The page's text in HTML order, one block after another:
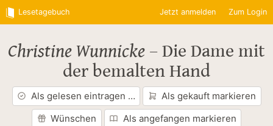
Lesetagebuch Jetzt anmelden Zum Login
Christine Wunnicke – Die Dame mit
der bemalten Hand
Als gelesen eintragen …
Als gekauft markieren
Wünschen
Als angefangen markieren